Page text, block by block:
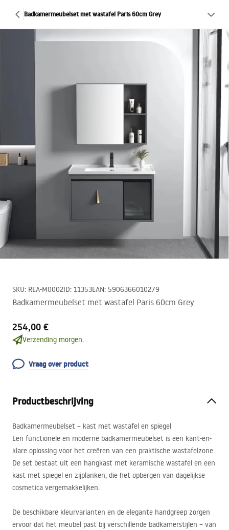
Badkamermeubelset met wastafel Paris 60cm Grey
SKU: REA-M0002ID: 11353EAN: 5906366010279
Badkamermeubelset met wastafel Paris 60cm Grey
254,00 €
Verzending morgen.
Vraag over product
Productbeschrijving
Badkamermeubelset – kast met wastafel en spiegel
Een functionele en moderne badkamermeubelset is een kant-en-
klare oplossing voor het creëren van een praktische wastafelzone.
De set bestaat uit een hangkast met keramische wastafel en een
kast met spiegel en zijplanken, die het opbergen van dagelijkse
cosmetica vergemakkelijken.
De beschikbare kleurvarianten en de elegante handgreep zorgen
ervoor dat het meubel past bij verschillende badkamerstijlen – van